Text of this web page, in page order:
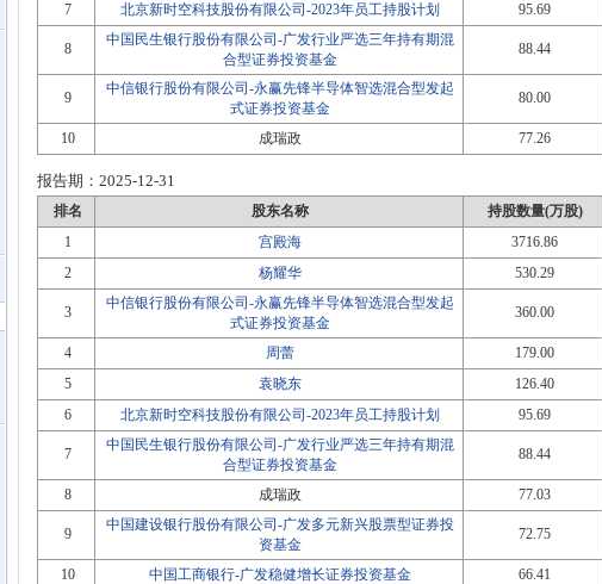
7
北京新时空科技股份有限公司-2023年员工持股计划 95.69
8
中国民生银行股份有限公司-广发行业严选三年持有期混
合型证券投资基金
88.44
9
中信银行股份有限公司-永赢先锋半导体智选混合型发起
式证券投资基金
80.00
10 成瑞政 77.26
报告期： 2025-12-31
排名 股东名称 持股数量(万股)
1
宫殿海 3716.86
2
杨耀华 530.29
3
中信银行股份有限公司-永赢先锋半导体智选混合型发起
式证券投资基金
360.00
4 周蕾 179.00
5
袁晓东 126.40
6
北京新时空科技股份有限公司-2023年员工持股计划 95.69
7
中国民生银行股份有限公司-广发行业严选三年持有期混
合型证券投资基金
88.44
8 成瑞政 77.03
9
中国建设银行股份有限公司-广发多元新兴股票型证券投
资基金
72.75
10 中国工商银行-广发稳健增长证券投资基金 66.41